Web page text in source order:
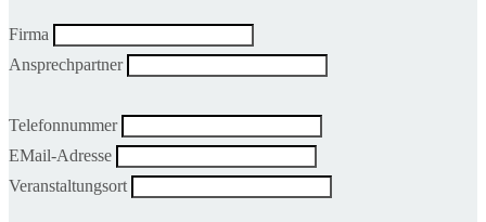
Firma
Ansprechpartner
Telefonnummer
EMail-Adresse
Veranstaltungsort